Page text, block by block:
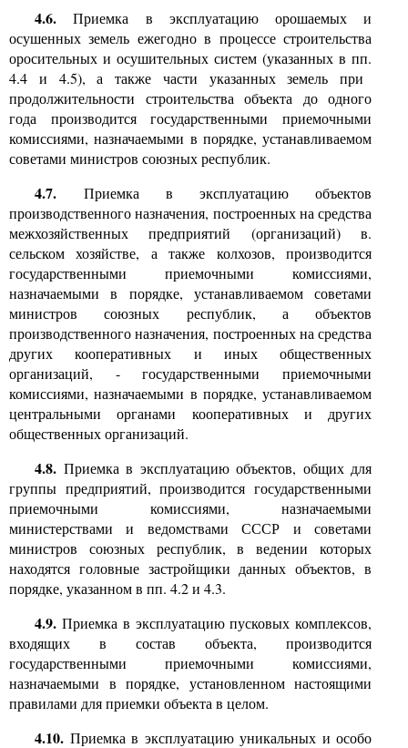
4.6.
Приемка в эксплуатацию орошаемых и
осушенных земель ежегодно в процессе строительства
оросительных и осушительных систем (указанных в пп.
4.4 и 4.5), а также части указанных земель при
продолжительности строительства объекта до одного
года производится государственными приемочными
комиссиями, назначаемыми в порядке, устанавливаемом
советами министров союзных республик.
4.7.
Приемка в эксплуатацию объектов
производственного назначения, построенных на средства
межхозяйственных предприятий (организаций) в.
сельском хозяйстве, а также колхозов, производится
государственными приемочными комиссиями,
назначаемыми в порядке, устанавливаемом советами
министров союзных республик, а объектов
производственного назначения, построенных на средства
других кооперативных и иных общественных
организаций, -государственными приемочными
комиссиями, назначаемыми в порядке, устанавливаемом
центральными органами кооперативных и других
общественных организаций.
4.8. Приемка в эксплуатацию объектов, общих для
группы предприятий, производится государственными
приемочными комиссиями, назначаемыми
министерствами и ведомствами СССР и советами
министров союзных республик, в ведении которых
находятся головные застройщики данных объектов, в
порядке, указанном в пп. 4.2и 4.3.
4.9. Приемка в эксплуатацию пусковых комплексов,
входящих в состав объекта, производится
государственными приемочными комиссиями,
назначаемыми в порядке, установленном настоящими
правилами для приемки объекта в целом.
4.10. Приемка в эксплуатацию уникальных и особо